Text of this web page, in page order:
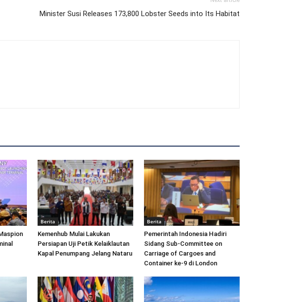
Minister Susi Releases 173,800 Lobster Seeds into Its Habitat
Berita
Kemenhub Mulai Lakukan
Persiapan Uji Petik Kelaiklautan
Kapal Penumpang Jelang Nataru
Berita
Pemerintah Indonesia Hadiri
Sidang Sub-Committee on
Carriage of Cargoes and
Container ke-9 di London